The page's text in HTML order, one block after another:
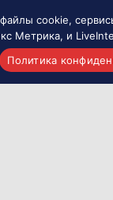
cookie,
Метрика, и
Политика